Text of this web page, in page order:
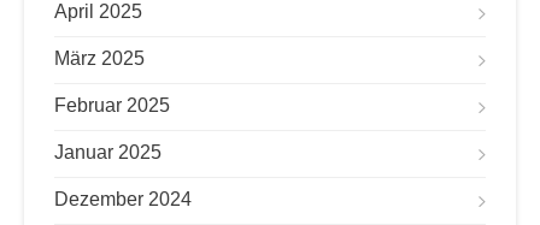
April 2025
März 2025
Februar 2025
Januar 2025
Dezember 2024